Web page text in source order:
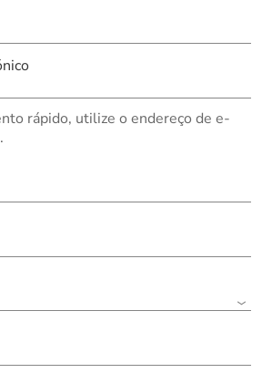
rápido, utilize o endereço de e-